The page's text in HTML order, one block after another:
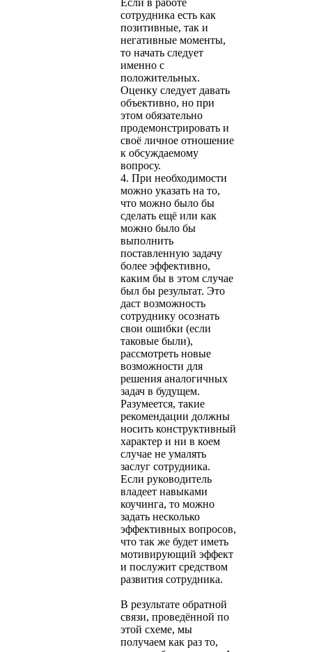
сотрудника есть как
позитивные, так и
негативные моменты,
то начать следует
именно с
положительных.
Оценку следует давать
объективно, но при
этом обязательно
продемонстрировать и
своё личное отношение
к обсуждаемому
вопросу.
4. При необходимости
можно указать на то,
что можно было бы
сделать ещё или как
можно было бы
выполнить
поставленную задачу
более эффективно,
каким бы в этом случае
был бы результат. Это
даст возможность
сотруднику осознать
свои ошибки (если
таковые были),
рассмотреть новые
возможности для
решения аналогичных
задач в будущем.
Разумеется, такие
рекомендации должны
носить конструктивный
характер и ни в коем
случае не умалять
заслуг сотрудника.
Если руководитель
владеет навыками
коучинга, то можно
задать несколько
эффективных вопросов,
что так же будет иметь
мотивирующий эффект
и послужит средством
развития сотрудника.
В результате обратной
связи, проведённой по
этой схеме, мы
получаем как раз то,